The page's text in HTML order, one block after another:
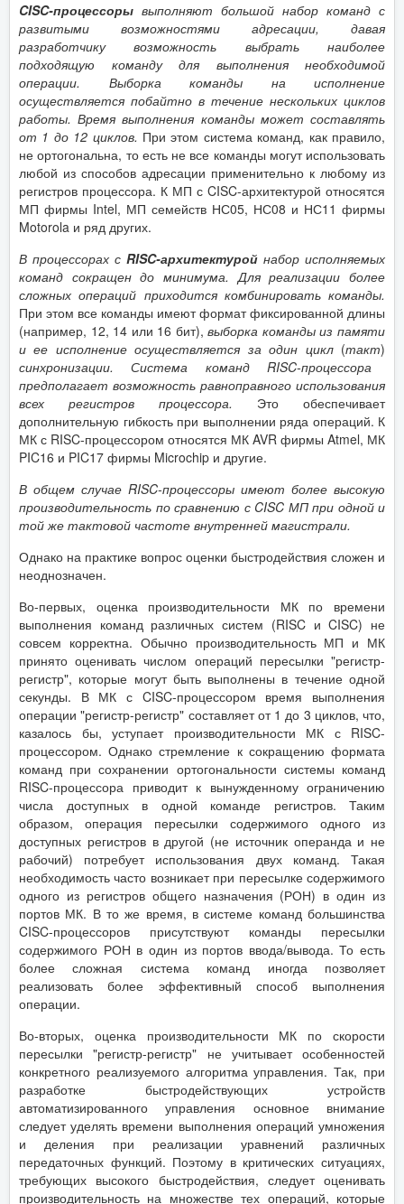
CISC-процессоры выполняют большой набор команд с
развитыми возможностями адресации, давая
разработчику возможность выбрать наиболее
подходящую команду для выполнения необходимой
операции.
Выборка команды на исполнение
осуществляется побайтно в течение нескольких циклов
работы. Время выполнения команды может составлять
от 1 до 12 циклов. При этом система команд, как правило,
не ортогональна, то есть не все команды могут использовать
любой из способов адресации применительно к любому из
регистров процессора. К МП с CISC-архитектурой относятся
МП фирмы Intel, МП семейств НС05, НС08 и НС11 фирмы
Motorola и ряд других.
В процессорах с RISC-архитектурой набор исполняемых
команд сокращен до минимума. Для реализации более
сложных операций приходится комбинировать команды.
При этом все команды имеют формат фиксированной длины
(например, 12, 14 или 16 бит),выборка команды из памяти
и ее исполнение осуществляется за один цикл (такт)
синхронизации. Система команд RISC-процессора
предполагает возможность равноправного использования
всех регистров процессора. Это обеспечивает
дополнительную гибкость при выполнении ряда операций. К
МК с RISC-процессором относятся МК AVR фирмы Atmel, МК
PIC16 и PIC17 фирмы Microchip и другие.
В общем случае RISC-процессоры имеют более высокую
производительность по сравнению с CISC МП при одной и
той же тактовой частоте внутренней магистрали.
Однако на практике вопрос оценки быстродействия сложен и
неоднозначен.
Во-первых, оценка производительности МК по времени
выполнения команд различных систем (RISC и CISC) не
совсем корректна. Обычно производительность МП и МК
принято оценивать числом операций пересылки "регистр-
регистр", которые могут быть выполнены в течение одной
секунды. В МК с CISC-процессором время выполнения
операции "регистр-регистр" составляет от 1 до 3 циклов, что,
казалось бы, уступает производительности МК с RISC-
процессором. Однако стремление к сокращению формата
команд при сохранении ортогональности системы команд
RISC-процессора приводит к вынужденному ограничению
числа доступных в одной команде регистров. Таким
образом, операция пересылки содержимого одного из
доступных регистров в другой (не источник операнда и не
рабочий) потребует использования двух команд. Такая
необходимость часто возникает при пересылке содержимого
одного из регистров общего назначения (РОН) в один из
портов МК. В то же время, в системе команд большинства
CISC-процессоров присутствуют команды пересылки
содержимого РОН в один из портов ввода/вывода. То есть
более сложная система команд иногда позволяет
реализовать более эффективный способ выполнения
операции.
Во-вторых, оценка производительности МК по скорости
пересылки "регистр-регистр" не учитывает особенностей
конкретного реализуемого алгоритма управления. Так, при
разработке быстродействующих устройств
автоматизированного управления основное внимание
следует уделять времени выполнения операций умножения
и деления при реализации уравнений различных
передаточных функций. Поэтому в критических ситуациях,
требующих высокого быстродействия, следует оценивать
производительность на множестве тех операций, которые